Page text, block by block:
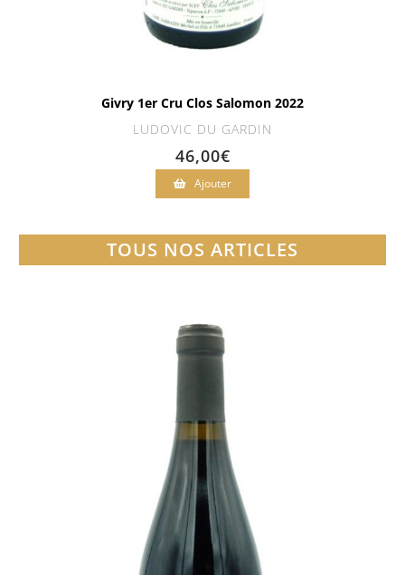
Givry 1er Cru Clos Salomon 2022
LUDOVIC DU GARDIN
46,00€
Ajouter
TOUS NOS ARTICLES